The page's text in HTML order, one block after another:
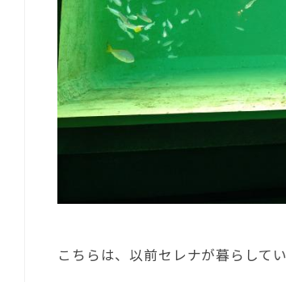
こちらは、以前セレナが暮らして